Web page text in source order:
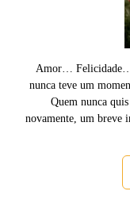
Amor…
nunca teve um
Quem nunca
novamente, um breve